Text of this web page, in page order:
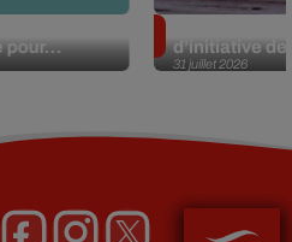
pour...
31 juillet 2026
d’initiative